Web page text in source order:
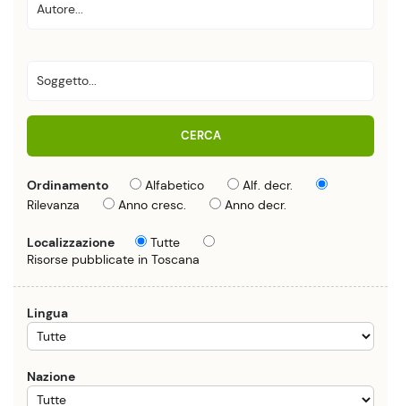
CERCA
Ordinamento Alfabetico
Alf. decr.
Rilevanza
Anno cresc. Anno decr.
Localizzazione
Tutte
Risorse pubblicate in Toscana
Lingua
Nazione